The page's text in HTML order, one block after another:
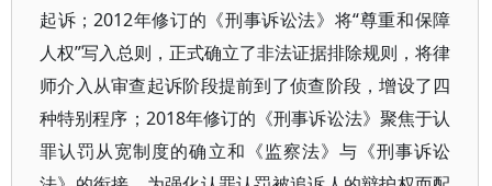
起诉；2012年修订的《刑事诉讼法》将“尊重和保障
人权”写入总则，正式确立了非法证据排除规则，将律
师介入从审查起诉阶段提前到了侦查阶段，增设了四
种特别程序；2018年修订的《刑事诉讼法》聚焦于认
罪认罚从宽制度的确立和《监察法》与《刑事诉讼